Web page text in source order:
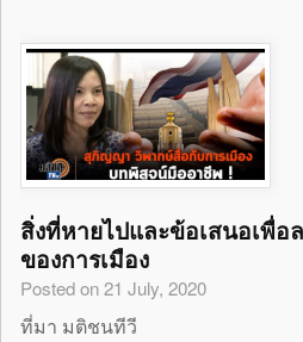
สิ่งที่หายไปและข้อเสนอเพื่อ
ของการเมือง
Posted on 21 July, 2020
ที่มา มติชนทีวี